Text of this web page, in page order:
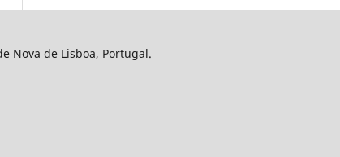
Nova de Lisboa, Portugal.